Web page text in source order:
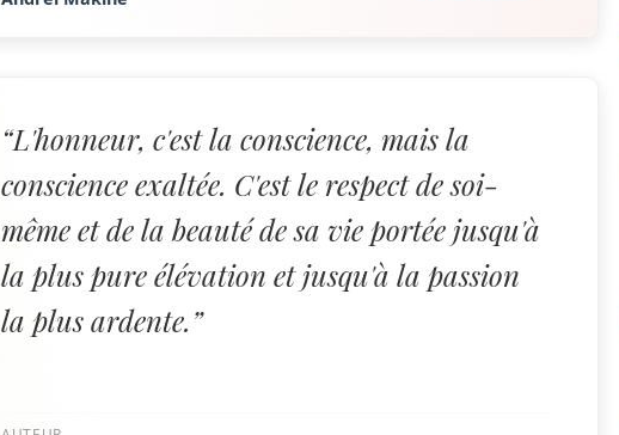
“L'honneur, c'est la conscience, mais la
conscience exaltée. C'est le respect de soi-
même et de la beauté de sa vie portée jusqu'à
la plus pure élévation et jusqu'à la passion
la plus ardente.”